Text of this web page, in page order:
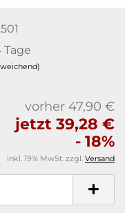
Tage
vorher 47,90 €
jetzt 39,28 €
- 18%
inkl. 19% MwSt. zzgl. Versand